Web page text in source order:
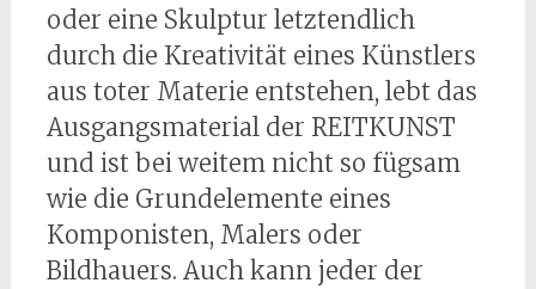
oder eine Skulptur letztendlich
durch die Kreativität eines Künstlers
aus toter Materie entstehen, lebt das
Ausgangsmaterial der REITKUNST
und ist bei weitem nicht so fügsam
wie die Grundelemente eines
Komponisten, Malers oder
Bildhauers. Auch kann jeder der